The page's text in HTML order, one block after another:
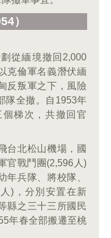
）
從緬境撤回2,000
克倫軍名義潛伏緬
反叛軍之下，風險
隊全撤。自1953年
梯次，共撤回官
台北松山機場，國
官戰鬥團(2,596人)
年兵隊、將校隊、
)，分別安置在新
縣之三十三所國民
年春全部搬遷至桃